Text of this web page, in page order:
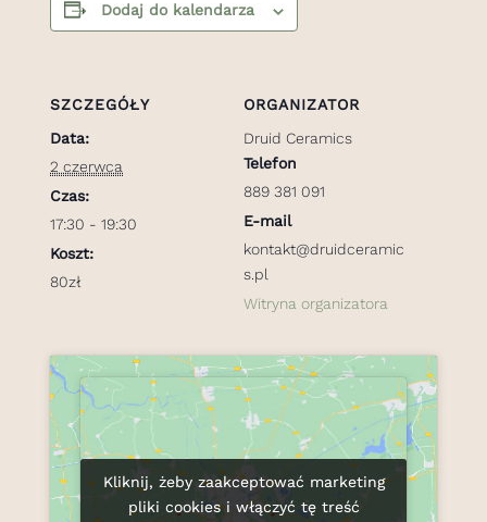
Dodaj do kalendarza
SZCZEGÓŁY
Data:
2 czerwca
Czas:
17:30 - 19:30
Koszt:
80zł
ORGANIZATOR
Druid Ceramics
Telefon
889 381 091
E-mail
kontakt@druidceramic
s.pl
Witryna organizatora
Kliknij, żeby zaakceptować marketing
pliki cookies i włączyć tę treść
Kliknij, żeby zaakceptować marketing
pliki cookies i włączyć tę treść